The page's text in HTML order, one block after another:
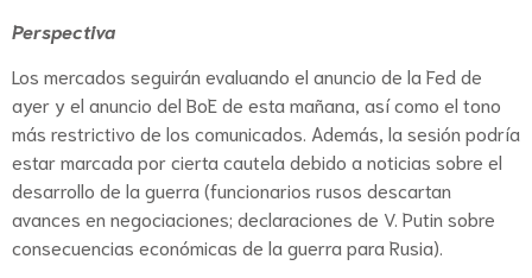
Perspectiva
Los mercados seguirán evaluando el anuncio de la Fed de
ayer y el anuncio del BoE de esta mañana, así como el tono
más restrictivo de los comunicados. Además, la sesión podría
estar marcada por cierta cautela debido a noticias sobre el
desarrollo de la guerra (funcionarios rusos descartan
avances en negociaciones; declaraciones de V. Putin sobre
consecuencias económicas de la guerra para Rusia).